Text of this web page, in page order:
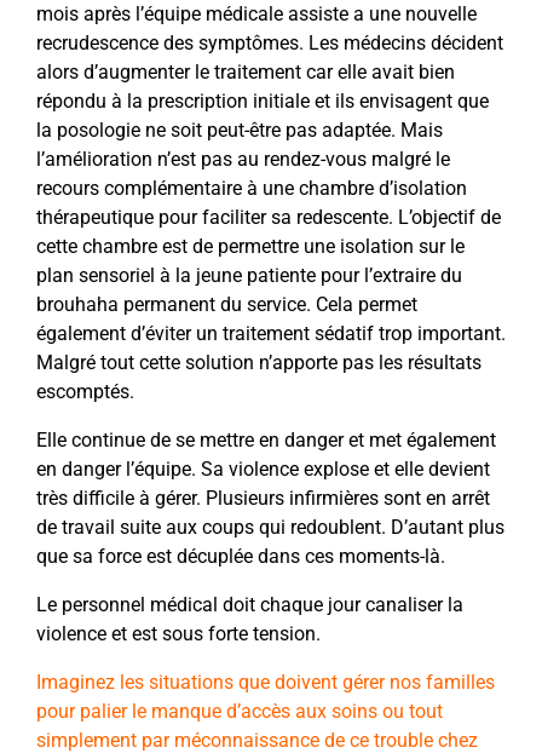
mois après l’équipe médicale assiste a une nouvelle
recrudescence des symptômes. Les médecins décident
alors d’augmenter le traitement car elle avait bien
répondu à la prescription initiale et ils envisagent que
la posologie ne soit peut-être pas adaptée. Mais
l’amélioration n’est pas au rendez-vous malgré le
recours complémentaire à une chambre d’isolation
thérapeutique pour faciliter sa redescente. L’objectif de
cette chambre est de permettre une isolation sur le
plan sensoriel à la jeune patiente pour l’extraire du
brouhaha permanent du service. Cela permet
également d’éviter un traitement sédatif trop important.
Malgré tout cette solution n’apporte pas les résultats
escomptés.
Elle continue de se mettre en danger et met également
en danger l’équipe. Sa violence explose et elle devient
très difficile à gérer. Plusieurs infirmières sont en arrêt
de travail suite aux coups qui redoublent. D’autant plus
que sa force est décuplée dans ces moments-là.
Le personnel médical doit chaque jour canaliser la
violence et est sous forte tension.
Imaginez les situations que doivent gérer nos familles
pour palier le manque d’accès aux soins ou tout
simplement par méconnaissance de ce trouble chez